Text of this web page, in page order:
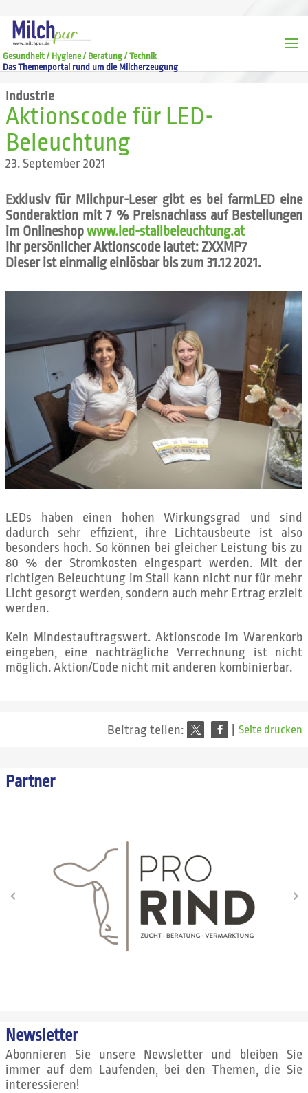
Gesundheit / Hygiene / Beratung / Technik
Das Themenportal rund um die Milcherzeugung
Industrie
Aktionscode für LED-
Beleuchtung
23. September 2021
Exklusiv für Milchpur-Leser gibt es bei farmLED eine
Sonderaktion mit 7 % Preisnachlass auf Bestellungen
im Onlineshopwww.led-stallbeleuchtung.at
Ihr persönlicher Aktionscode lautet: ZXXMP7
Dieser ist einmalig einlösbar bis zum 31.12 2021.
LEDs haben einen hohen Wirkungsgrad und sind
dadurch sehr effizient, ihre Lichtausbeute ist also
besonders hoch. So können bei gleicher Leistung bis zu
80 % der Stromkosten eingespart werden. Mit der
richtigen Beleuchtung im Stall kann nicht nur für mehr
Licht gesorgt werden, sondern auch mehr Ertrag erzielt
werden.
Kein Mindestauftragswert. Aktionscode im Warenkorb
eingeben, eine nachträgliche Verrechnung ist nicht
möglich. Aktion/Code nicht mit anderen kombinierbar.
Beitrag teilen: Seite drucken
Partner
Newsletter
Abonnieren Sie unsere Newsletter und bleiben Sie
immer auf dem Laufenden, bei den Themen, die Sie
interessieren!